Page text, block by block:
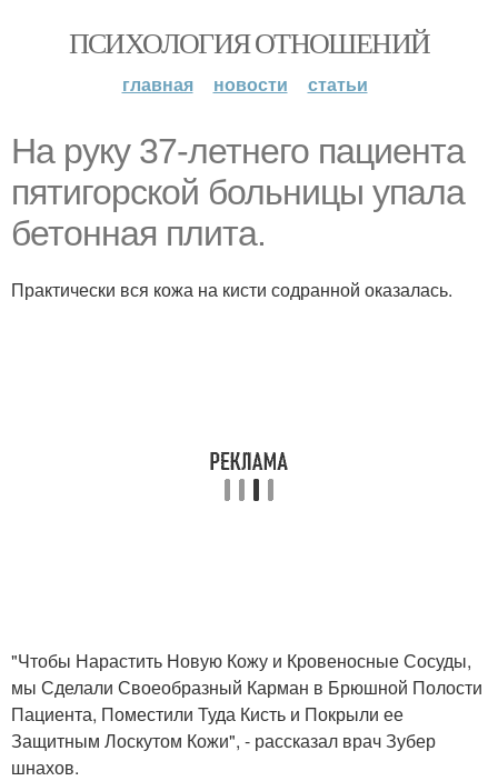
ПСИХОЛОГИЯ ОТНОШЕНИЙ
главная новости статьи
На руку 37-летнего пациента
пятигорской больницы упала
бетонная плита.
Практически вся кожа на кисти содранной оказалась.
"Чтобы Нарастить Новую Кожу и Кровеносные Сосуды,
мы Сделали Своеобразный Карман в Брюшной Полости
Пациента, Поместили Туда Кисть и Покрыли ее
Защитным Лоскутом Кожи", - рассказал врач Зубер
шнахов.